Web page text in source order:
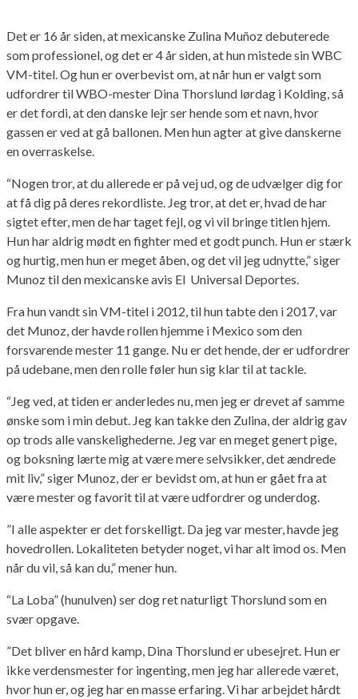
Det er 16 år siden, at mexicanske Zulina Muñoz debuterede
som professionel, og det er 4 år siden, at hun mistede sin WBC
VM-titel. Og hun er overbevist om, at når hun er valgt som
udfordrer til WBO-mester Dina Thorslund lørdag i Kolding, så
er det fordi, at den danske lejr ser hende som et navn, hvor
gassen er ved at gå ballonen. Men hun agter at give danskerne
en overraskelse.
“Nogen tror, ​​at du allerede er på vej ud, og de udvælger dig for
at få dig på deres rekordliste. Jeg tror, at det er, hvad de har
sigtet efter, men de har taget fejl, og vi vil bringe titlen hjem.
Hun har aldrig mødt en fighter med et godt punch. Hun er stærk
og hurtig, men hun er meget åben, og det vil jeg udnytte,” siger
Munoz til den mexicanske avis El Universal Deportes.
Fra hun vandt sin VM-titel i 2012, til hun tabte den i 2017, var
det Munoz, der havde rollen hjemme i Mexico som den
forsvarende mester 11 gange. Nu er det hende, der er udfordrer
på udebane, men den rolle føler hun sig klar til at tackle.
“Jeg ved, at tiden er anderledes nu, men jeg er drevet af samme
ønske som i min debut. Jeg kan takke den Zulina, der aldrig gav
op trods alle vanskelighederne. Jeg var en meget genert pige,
og boksning lærte mig at være mere selvsikker, det ændrede
mit liv,” siger Munoz, der er bevidst om, at hun er gået fra at
være mester og favorit til at være udfordrer og underdog.
”I alle aspekter er det forskelligt. Da jeg var mester, havde jeg
hovedrollen. Lokaliteten betyder noget, vi har alt imod os. Men
når du vil, så kan du,” mener hun.
“La Loba” (hunulven) ser dog ret naturligt Thorslund som en
svær opgave.
”Det bliver en hård kamp, ​​Dina Thorslund er ubesejret. Hun er
ikke verdensmester for ingenting, men jeg har allerede været,
hvor hun er, og jeg har en masse erfaring. Vi har arbejdet hårdt